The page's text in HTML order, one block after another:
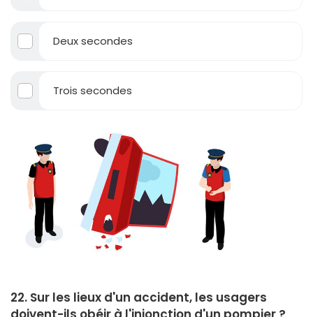
Deux secondes
Trois secondes
22. Sur les lieux d'un accident, les usagers